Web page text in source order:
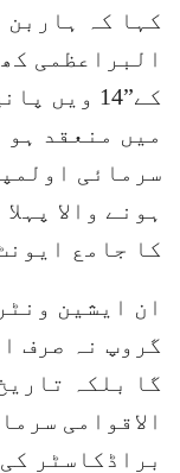
کہا کہ ہاربن
البراعظمی
کے”14
میں منعقد
سرمائی
ہونے والا
کا جامع
ان ایشین
گروپ نہ صرف
گا بلکہ
الاقوامی
براڈکاسٹر